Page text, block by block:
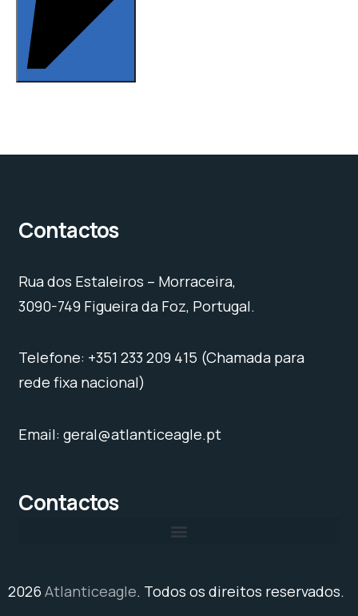
Contactos
Rua dos Estaleiros – Morraceira,
3090-749 Figueira da Foz, Portugal.
Telefone: +351 233 209 415 (Chamada para
rede fixa nacional)
Email: geral@atlanticeagle.pt
Contactos
2026 Atlanticeagle. Todos os direitos reservados.